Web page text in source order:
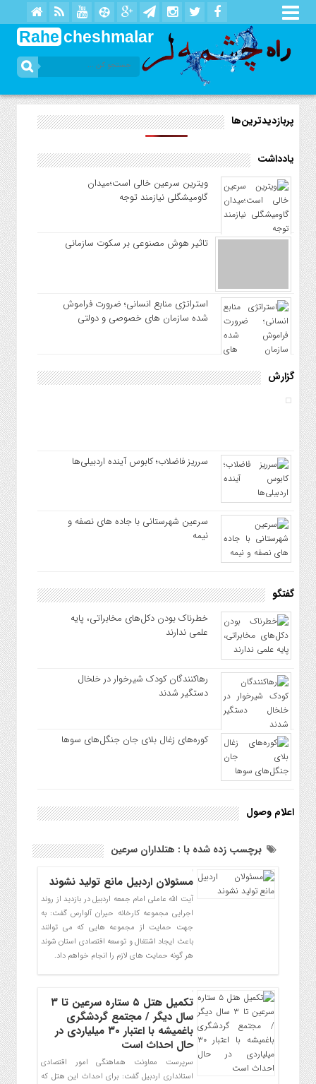
Rahe cheshmalar
پربازدیدترین‌ها
یادداشت
ویترین سرعین خالی است؛میدان
گاومیشگلی نیازمند توجه
تاثیر هوش مصنوعی بر سکوت سازمانی
استراتژی منابع انسانی؛ ضرورت فراموش
شده سازمان های خصوصی و دولتی
گزارش
سرریز فاضلاب؛ کابوس آینده اردبیلی‌ها
سرعین شهرستانی با جاده های نصفه و
نیمه
گفتگو
خطرناک بودن دکل‌های مخابراتی، پایه
علمی ندارند
رهاکنندگان کودک شیرخوار در خلخال
دستگیر شدند
کوره‌های زغال بلای جان جنگل‌های سوها
اعلام وصول
برچسب زده شده با : هتلداران سرعین
مسئولان اردبیل مانع تولید نشوند
آیت الله عاملی امام جمعه اردبیل در بازدید از روند
اجرایی مجموعه کارخانه حیران آلوارس گفت: به
جهت حمایت از مجموعه هایی که می توانند
باعث ایجاد اشتغال و توسعه اقتصادی استان شوند
هر گونه حمایت های لازم را انجام خواهم داد.
تکمیل هتل ۵ ستاره سرعین تا ۳
سال دیگر / مجتمع گردشگری
باغمیشه با اعتبار ۳۰ میلیاردی در
حال احداث است
سرپرست معاونت هماهنگی امور اقتصادی
استانداری اردبیل گفت: برای احداث این هتل که